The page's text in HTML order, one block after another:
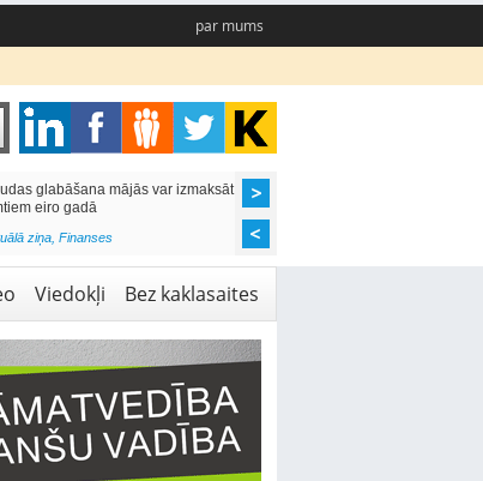
par mums
glabāšana mājās var izmaksāt
eiro gadā
ziņa, Finanses
Viedokļi Bez kaklasaites